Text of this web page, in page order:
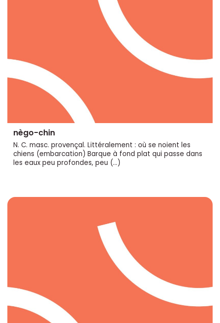
nègo-chin
N. C. masc. provençal. Littéralement : où se noient les
chiens (embarcation) Barque à fond plat qui passe dans
les eaux peu profondes, peu (…)